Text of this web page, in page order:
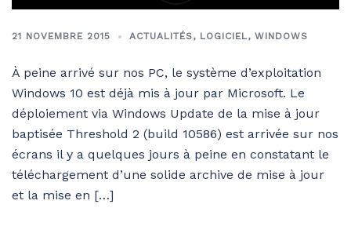
21 NOVEMBRE 2015 ACTUALITÉS, LOGICIEL, WINDOWS
À peine arrivé sur nos PC, le système d’exploitation
Windows 10 est déjà mis à jour par Microsoft. Le
déploiement via Windows Update de la mise à jour
baptisée Threshold 2 (build 10586) est arrivée sur nos
écrans il y a quelques jours à peine en constatant le
téléchargement d’une solide archive de mise à jour
et la mise en […]